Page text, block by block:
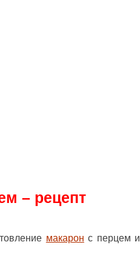
– рецепт
макарон с перцем и